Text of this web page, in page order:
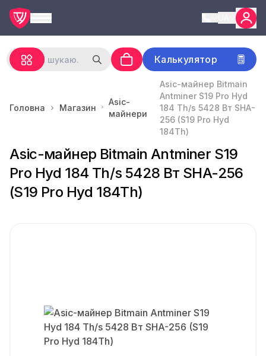
Калькулятор
Головна Магазин
Asic-
майнери
Asic-майнер Bitmain
Antminer S19 Pro Hyd
184 Th/s 5428 Вт SHA-
256 (S19 Pro Hyd
184Th)
Asic-майнер Bitmain Antminer S19
Pro Hyd 184 Th/s 5428 Вт SHA-256
(S19 Pro Hyd 184Th)